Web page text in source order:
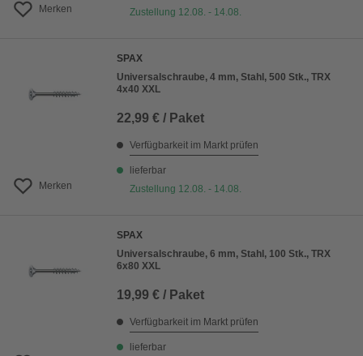
Merken
Zustellung 12.08. - 14.08.
Merken
SPAX
Universalschraube, 4 mm, Stahl, 500 Stk., TRX
4x40 XXL
22,99 € / Paket
Verfügbarkeit im Markt prüfen
lieferbar
Zustellung 12.08. - 14.08.
SPAX
Universalschraube, 6 mm, Stahl, 100 Stk., TRX
6x80 XXL
19,99 € / Paket
Verfügbarkeit im Markt prüfen
lieferbar